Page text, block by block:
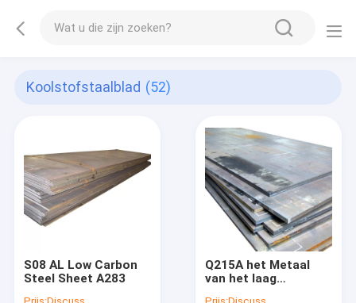
Koolstofstaalblad (52)
S08 AL Low Carbon
Steel Sheet A283
Q215A het Metaal
van het laag